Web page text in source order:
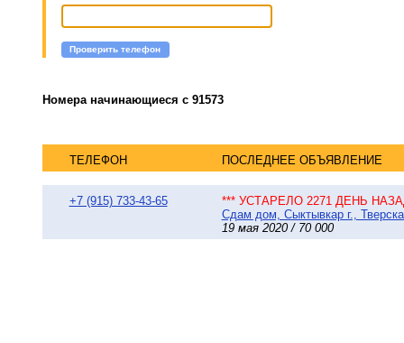
Проверить телефон
Номера начинающиеся с 91573
ТЕЛЕФОН ПОСЛЕДНЕЕ ОБЪЯВЛЕНИЕ
+7 (915) 733-43-65
*** УСТАРЕЛО 2271 ДЕНЬ
Сдам дом, Сыктывкар г.,
19 мая 2020 / 70 000